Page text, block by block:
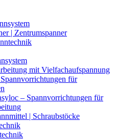
| Zentrumspanner
mit Vielfachaufspannung
für
– Spannvorrichtungen für
| Schraubstöcke